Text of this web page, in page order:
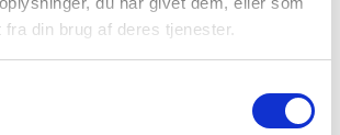
din brug af deres tjenester.
YDERLIGERE INFORMATION
BRAND
FAQ
Web Sport er en åben og åndbar